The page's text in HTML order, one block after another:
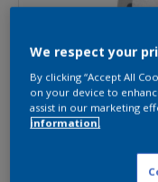
We respect your
By clicking “Accept All
on your device to
assist in our marketing
information.